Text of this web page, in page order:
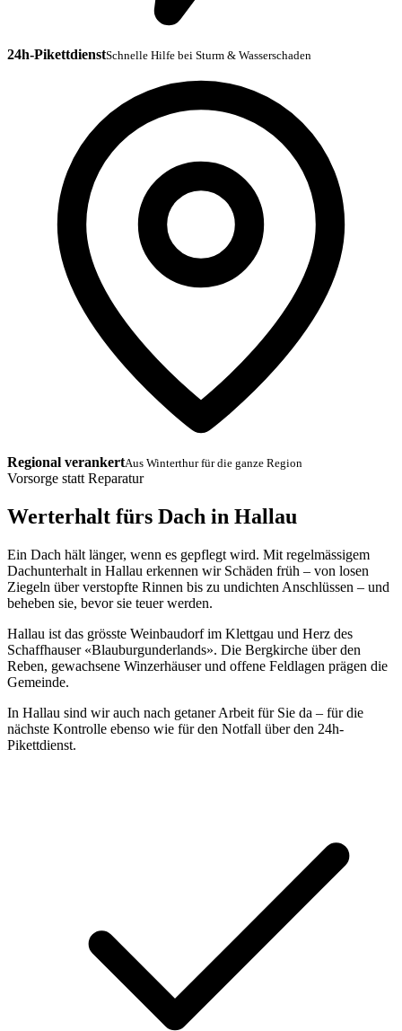
24h-PikettdienstSchnelle Hilfe bei Sturm & Wasserschaden
Regional verankertAus Winterthur für die ganze Region
Vorsorge statt Reparatur
Werterhalt fürs Dach in Hallau
Ein Dach hält länger, wenn es gepflegt wird. Mit regelmässigem
Dachunterhalt in Hallau erkennen wir Schäden früh – von losen
Ziegeln über verstopfte Rinnen bis zu undichten Anschlüssen – und
beheben sie, bevor sie teuer werden.
Hallau ist das grösste Weinbaudorf im Klettgau und Herz des
Schaffhauser «Blauburgunderlands». Die Bergkirche über den
Reben, gewachsene Winzerhäuser und offene Feldlagen prägen die
Gemeinde.
In Hallau sind wir auch nach getaner Arbeit für Sie da – für die
nächste Kontrolle ebenso wie für den Notfall über den 24h-
Pikettdienst.